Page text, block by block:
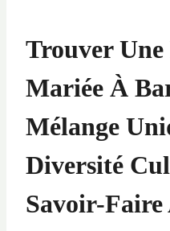
Trouver Une
Mariée À
Mélange
Diversité
Savoir-